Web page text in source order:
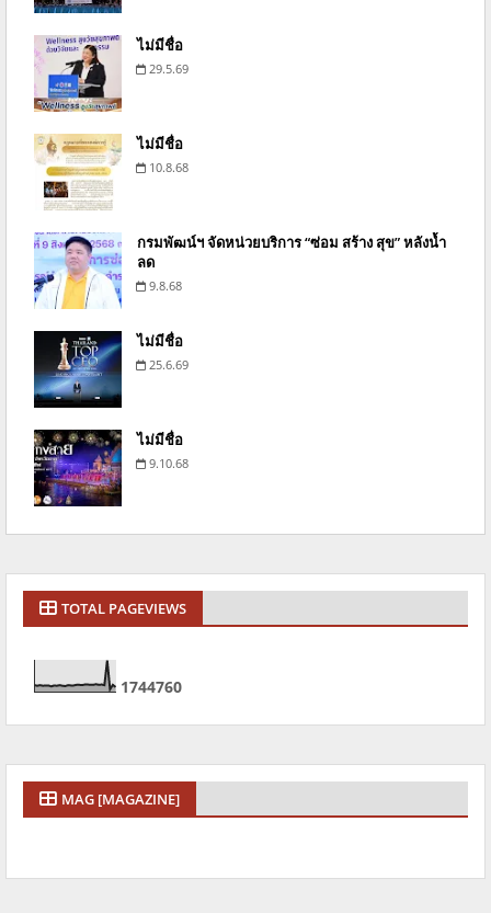
ไม่มีชื่อ
29.5.69
ไม่มีชื่อ
10.8.68
กรมพัฒน์ฯ จัดหน่วยบริการ “ซ่อม สร้าง สุข” หลังน้ำ
ลด
9.8.68
ไม่มีชื่อ
25.6.69
ไม่มีชื่อ
9.10.68
TOTAL PAGEVIEWS
1744760
MAG [MAGAZINE]